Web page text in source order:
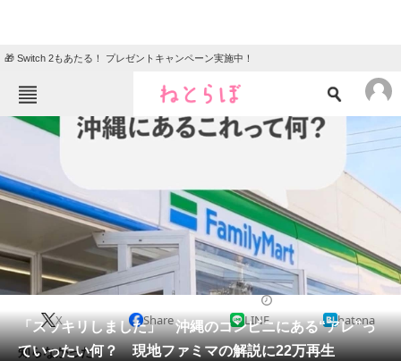
🎁 Switch 2もあたる！ プレゼントキャンペーン実施中！
ねとらぼメニュー
エンタメ
地域
住まい 教育・育児
リサーチ
会員記事
「スッキリしました」 沖縄のコンビニにある“アレ”っ
ていったい何？ 現地ファミマの解説に22万再生
X Share LINE hatena
知らなかった！